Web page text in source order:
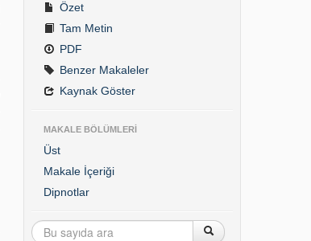
Özet
Tam Metin
PDF
Benzer Makaleler
Kaynak Göster
MAKALE BÖLÜMLERİ
Üst
Makale İçeriği
Dipnotlar